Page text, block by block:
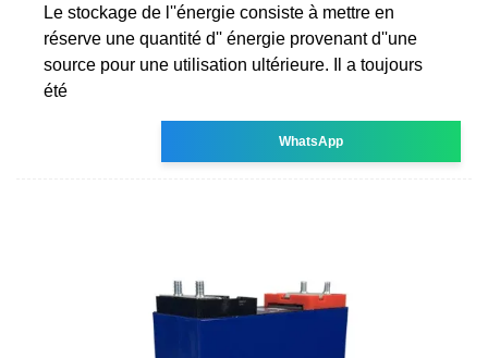
Le stockage de l''énergie consiste à mettre en
réserve une quantité d'' énergie provenant d''une
source pour une utilisation ultérieure. Il a toujours
été
WhatsApp